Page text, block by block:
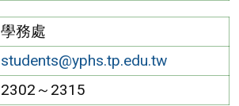
學務處
students@yphs.tp.edu.tw
2302～2315